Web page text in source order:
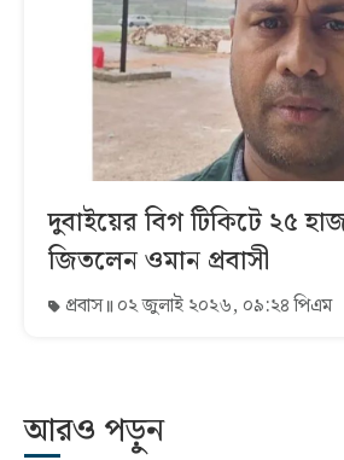
দুবাইয়ের বিগ টিকিটে ২৫
জিতলেন ওমান প্রবাসী
প্রবাস ০২ জুলাই ২০২৬, ০৯:২৪ পিএম
আরও পড়ুন